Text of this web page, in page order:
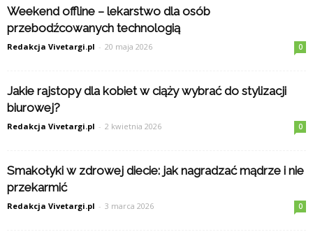
Weekend offline – lekarstwo dla osób
przebodźcowanych technologią
Redakcja Vivetargi.pl - 20 maja 2026 0
Jakie rajstopy dla kobiet w ciąży wybrać do stylizacji
biurowej?
Redakcja Vivetargi.pl - 2 kwietnia 2026 0
Smakołyki w zdrowej diecie: jak nagradzać mądrze i nie
przekarmić
Redakcja Vivetargi.pl - 3 marca 2026 0